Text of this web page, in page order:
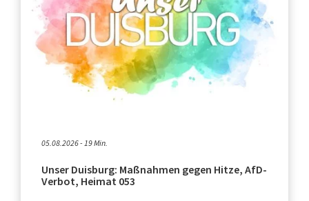
05.08.2026 - 19 Min.
Unser Duisburg: Maßnahmen gegen Hitze, AfD-
Verbot, Heimat 053